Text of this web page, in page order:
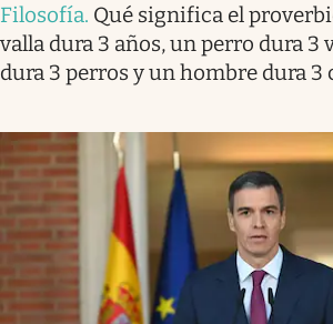
Filosofía. Qué significa el
valla dura 3 años, un perro dura 3
dura 3 perros y un hombre dura 3